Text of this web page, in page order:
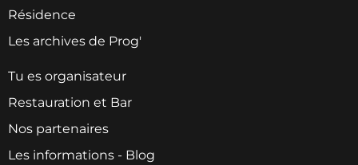
Résidence
Les archives de Prog'
Tu es organisateur
Restauration et Bar
Nos partenaires
Les informations - Blog